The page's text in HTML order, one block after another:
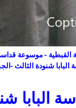
- موسوعة قداسة
البابا شنودة الثالث -
البابا